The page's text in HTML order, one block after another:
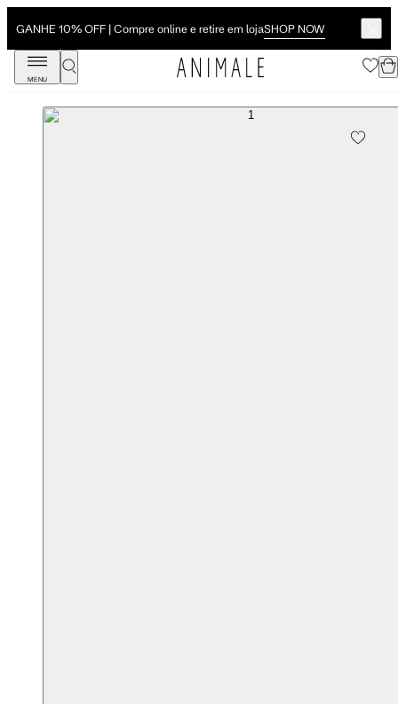
GANHE 10% OFF | Compre online e retire em lojaSHOP NOW
MENU